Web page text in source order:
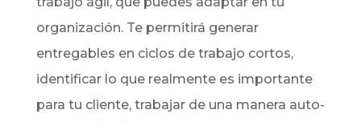
organización. Te permitirá generar
entregables en ciclos de trabajo cortos,
identificar lo que realmente es importante
para tu cliente, trabajar de una manera auto-